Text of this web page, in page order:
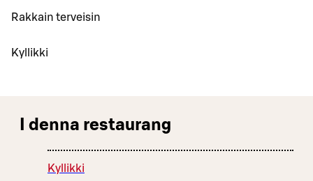
Rakkain terveisin
Kyllikki
I denna restaurang
Kyllikki